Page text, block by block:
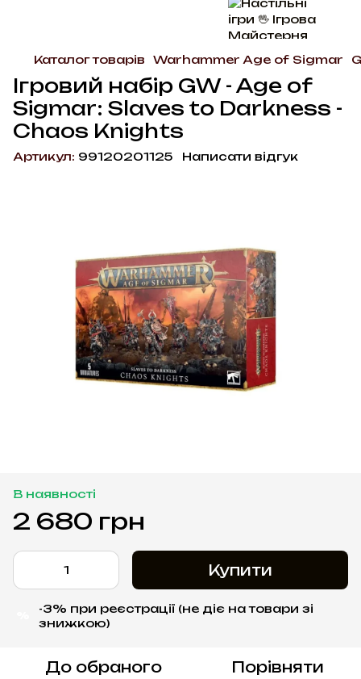
Каталог товарів Warhammer Age of Sigmar
Ігровий набір GW - Age of
Sigmar: Slaves to Darkness -
Chaos Knights
Артикул: 99120201125 Написати відгук
В наявності
2 680 грн
Купити
-3% при реєстрації (не діє на товари зі
знижкою)
До обраного Порівняти